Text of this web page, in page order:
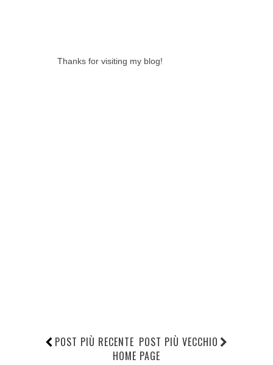
Thanks for visiting my blog!
POST PIÙ RECENTE POST PIÙ VECCHIO
HOME PAGE